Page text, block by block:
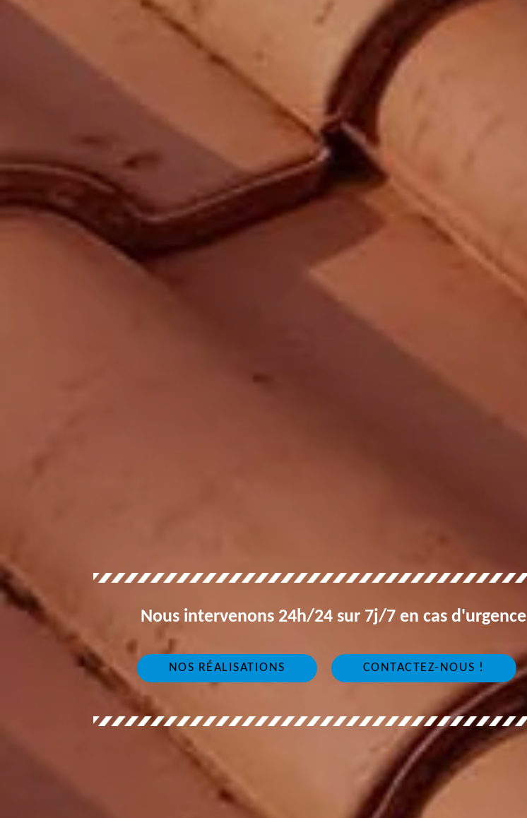
Nous intervenons 24h/24 sur 7j/7 en cas d'urgence
NOS RÉALISATIONS CONTACTEZ-NOUS !